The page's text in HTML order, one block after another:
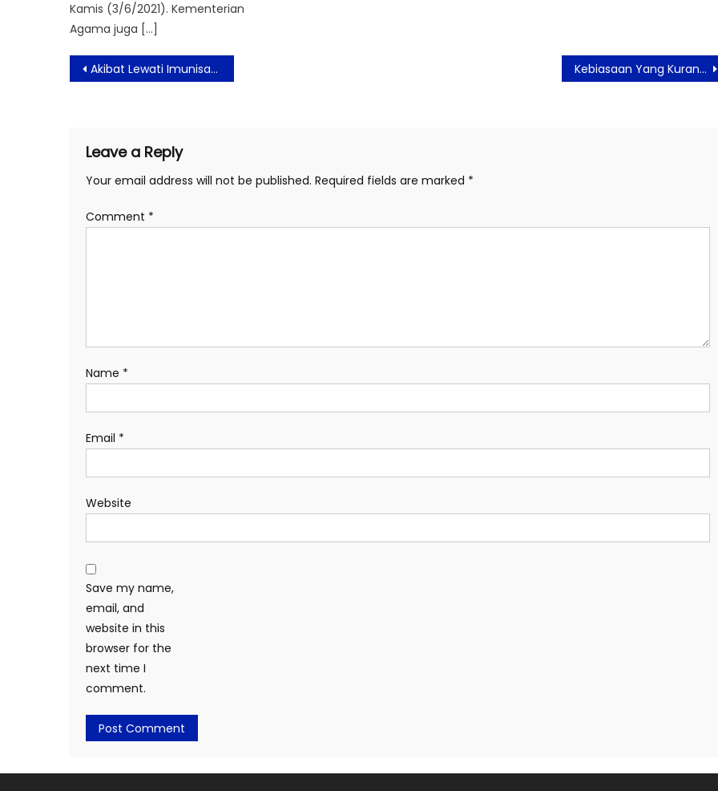
Kamis (3/6/2021). Kementerian
Agama juga […]
Post
navigation
Akibat Lewati Imunisasi Campak, Anak Rentan Tertular Penyakit Kebiasaan Yang Kurang Tepat Dilakukan, Salah Satunya Gosok Gigi Setelah Makan
Leave a Reply
Your email address will not be published. Required fields are marked *
Comment *
Name *
Email *
Website
Save my name,
email, and
website in this
browser for the
next time I
comment.